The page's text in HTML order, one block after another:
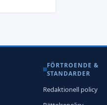
FÖRTROENDE &
STANDARDER
Redaktionell policy